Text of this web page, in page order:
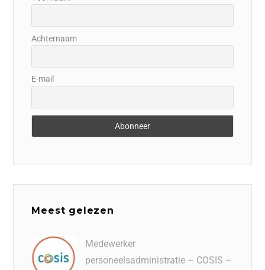
Achternaam
E-mail
Meest gelezen
Medewerker
personeelsadministratie – COSIS –